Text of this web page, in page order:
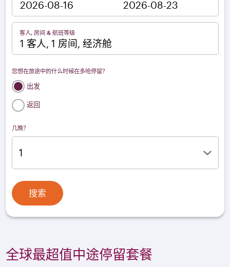
客人, 房间 & 航班等级
1 客人, 1 房间, 经济舱
您想在旅途中的什么时候在多哈停留？
出发
返回
几晚？
搜索
全球最超值中途停留套餐